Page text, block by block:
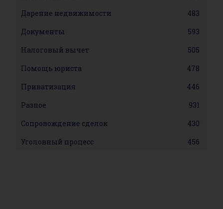
Дарение недвижимости
483
Документы
593
Налоговый вычет
505
Помощь юриста
478
Приватизация
446
Разное
931
Сопровождение сделок
430
Уголовный процесс
456